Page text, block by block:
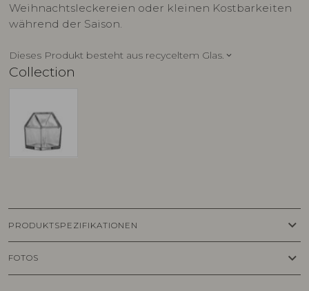
Weihnachtsleckereien oder kleinen Kostbarkeiten
während der Saison.
Dieses Produkt besteht aus recyceltem Glas. keyboard_arrow_down
Collection
PRODUKTSPEZIFIKATIONEN keyboard_arrow_down
FOTOS keyboard_arrow_down